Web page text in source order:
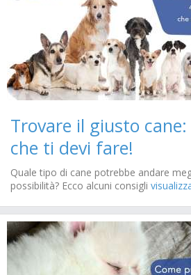
Trovare il giusto
che ti devi fare!
Quale tipo di cane potrebbe andare
possibilità? Ecco alcuni consigli